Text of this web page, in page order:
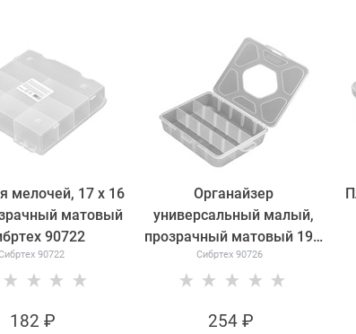
мелочей, 17 x 16
матовый
90722
90722
182 ₽
Органайзер
универсальный малый,
прозрачный матовый 19 х
16 х 4.5 см Сибртех 90726
Сибртех 90726
254 ₽